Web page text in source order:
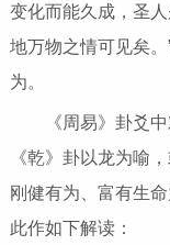
变化而能久成，圣
地万物之情可见矣
为。
《周易》卦爻
《乾》卦以龙为喻
刚健有为、富有生
此作如下解读：